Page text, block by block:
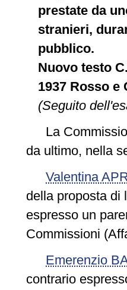
prestate da
stranieri,
pubblico.
Nuovo testo
1937 Rosso e
(Seguito
La
da ultimo, nella
Valentina
della proposta di
espresso un
Commissioni
Emerenzio
contrario